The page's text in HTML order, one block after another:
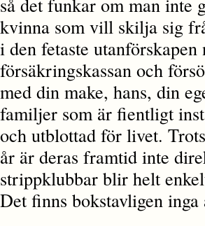
kvinna som vill skilja sig
i den fetaste
försäkringskassan och
med din make, hans, din
familjer som är fientligt
och utblottad för livet.
år är deras framtid inte
strippklubbar blir helt
Det finns bokstavligen